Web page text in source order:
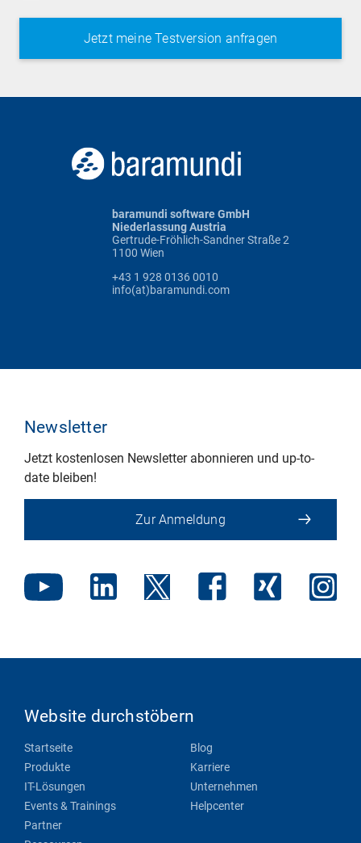
baramundi software GmbH
Niederlassung Austria
Gertrude-Fröhlich-Sandner Straße 2
1100 Wien
+43 1 928 0136 0010
info(at)baramundi.com
Newsletter
Jetzt kostenlosen Newsletter abonnieren und up-to-
date bleiben!
Zur Anmeldung
Website durchstöbern
Startseite
Produkte
IT-Lösungen
Events & Trainings
Partner
Blog
Karriere
Unternehmen
Helpcenter